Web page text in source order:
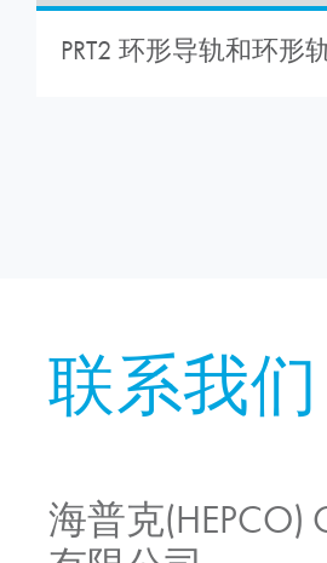
PRT2 环形导轨和环形
联系我们
海普克